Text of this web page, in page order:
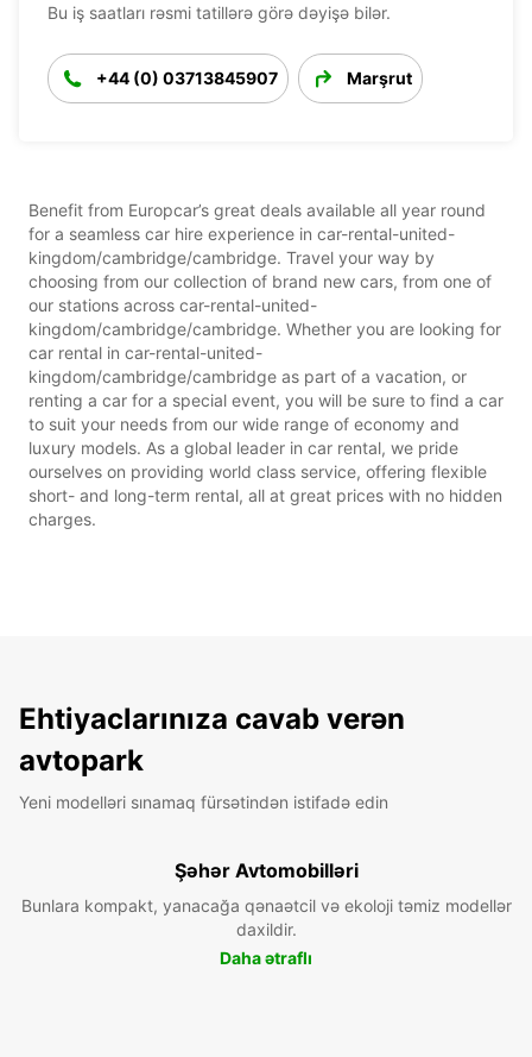
Bu iş saatları rəsmi tatillərə görə dəyişə bilər.
+44 (0) 03713845907 Marşrut
Benefit from Europcar’s great deals available all year round
for a seamless car hire experience in car-rental-united-
kingdom/cambridge/cambridge. Travel your way by
choosing from our collection of brand new cars, from one of
our stations across car-rental-united-
kingdom/cambridge/cambridge. Whether you are looking for
car rental in car-rental-united-
kingdom/cambridge/cambridge as part of a vacation, or
renting a car for a special event, you will be sure to find a car
to suit your needs from our wide range of economy and
luxury models. As a global leader in car rental, we pride
ourselves on providing world class service, offering flexible
short- and long-term rental, all at great prices with no hidden
charges.
Ehtiyaclarınıza cavab verən
avtopark
Yeni modelləri sınamaq fürsətindən istifadə edin
Şəhər Avtomobilləri
Bunlara kompakt, yanacağa qənaətcil və ekoloji təmiz modellər
daxildir.
Daha ətraflı